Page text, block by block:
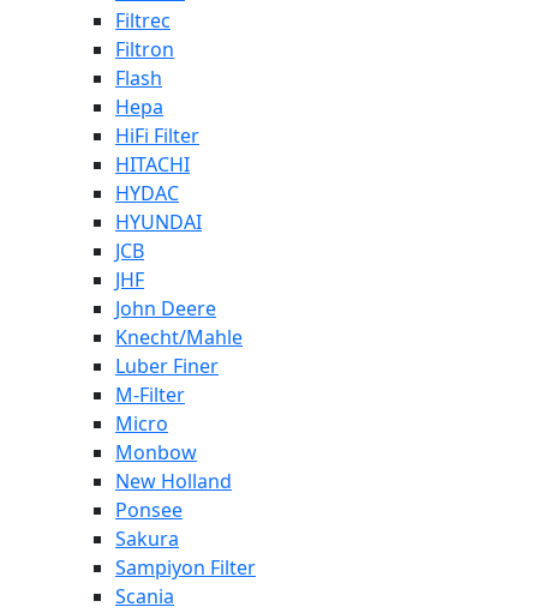
Filtrec
Filtron
Flash
Hepa
HiFi Filter
HITACHI
HYDAC
HYUNDAI
JCB
JHF
John Deere
Knecht/Mahle
Luber Finer
M-Filter
Micro
Monbow
New Holland
Ponsee
Sakura
Sampiyon Filter
Scania